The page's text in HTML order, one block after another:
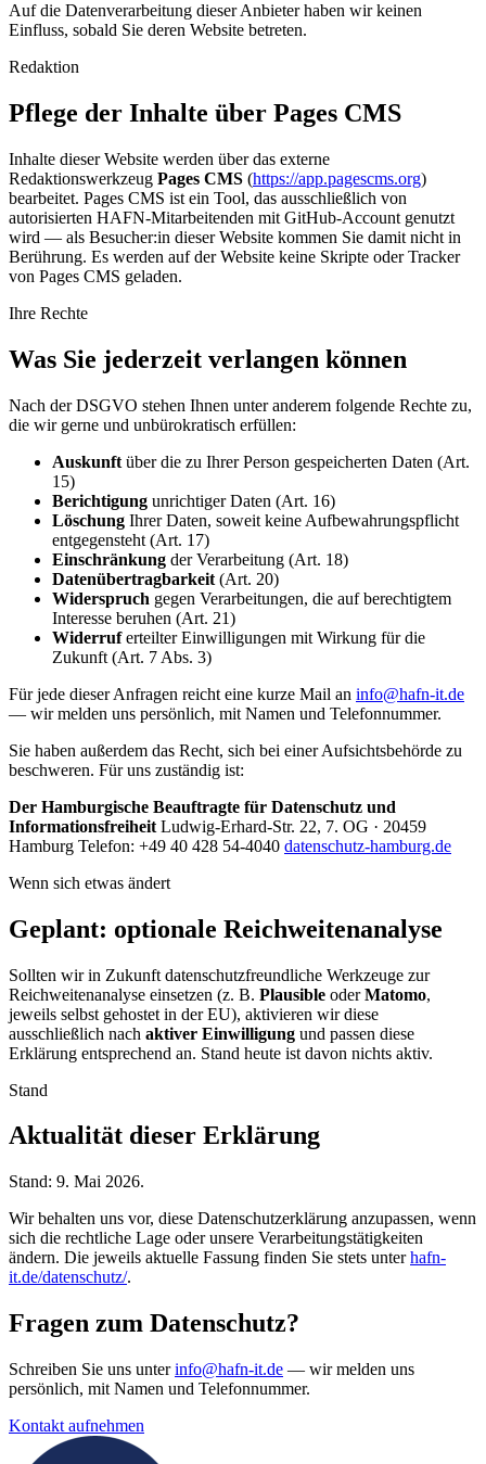
Auf die Datenverarbeitung dieser Anbieter haben wir keinen
Einfluss, sobald Sie deren Website betreten.
Redaktion
Pflege der Inhalte über Pages CMS
Inhalte dieser Website werden über das externe
Redaktionswerkzeug Pages CMS (https://app.pagescms.org)
bearbeitet. Pages CMS ist ein Tool, das ausschließlich von
autorisierten HAFN-Mitarbeitenden mit GitHub-Account genutzt
wird — als Besucher:in dieser Website kommen Sie damit nicht in
Berührung. Es werden auf der Website keine Skripte oder Tracker
von Pages CMS geladen.
Ihre Rechte
Was Sie jederzeit verlangen können
Nach der DSGVO stehen Ihnen unter anderem folgende Rechte zu,
die wir gerne und unbürokratisch erfüllen:
Auskunft über die zu Ihrer Person gespeicherten Daten (Art.
15)
Berichtigung unrichtiger Daten (Art. 16)
Löschung Ihrer Daten, soweit keine Aufbewahrungspflicht
entgegensteht (Art. 17)
Einschränkung der Verarbeitung (Art. 18)
Datenübertragbarkeit (Art. 20)
Widerspruch gegen Verarbeitungen, die auf berechtigtem
Interesse beruhen (Art. 21)
Widerruferteilter Einwilligungen mit Wirkung für die
Zukunft (Art. 7 Abs. 3)
Für jede dieser Anfragen reicht eine kurze Mail an info@hafn-it.de
— wir melden uns persönlich, mit Namen und Telefonnummer.
Sie haben außerdem das Recht, sich bei einer Aufsichtsbehörde zu
beschweren. Für uns zuständig ist:
Der Hamburgische Beauftragte für Datenschutz und
Informationsfreiheit Ludwig-Erhard-Str. 22, 7. OG · 20459
Hamburg Telefon: +49 40 428 54-4040 datenschutz-hamburg.de
Wenn sich etwas ändert
Geplant: optionale Reichweitenanalyse
Sollten wir in Zukunft datenschutzfreundliche Werkzeuge zur
Reichweitenanalyse einsetzen (z. B. Plausible oderMatomo,
jeweils selbst gehostet in der EU), aktivieren wir diese
ausschließlich nach aktiver Einwilligung und passen diese
Erklärung entsprechend an. Stand heute ist davon nichts aktiv.
Stand
Aktualität dieser Erklärung
Stand: 9. Mai 2026.
Wir behalten uns vor, diese Datenschutzerklärung anzupassen, wenn
sich die rechtliche Lage oder unsere Verarbeitungstätigkeiten
ändern. Die jeweils aktuelle Fassung finden Sie stets unterhafn-
it.de/datenschutz/.
Fragen zum Datenschutz?
Schreiben Sie uns unterinfo@hafn-it.de — wir melden uns
persönlich, mit Namen und Telefonnummer.
Kontakt aufnehmen